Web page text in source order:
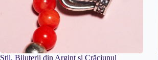
Stil, Bijuterii din Argint și Crăciunul